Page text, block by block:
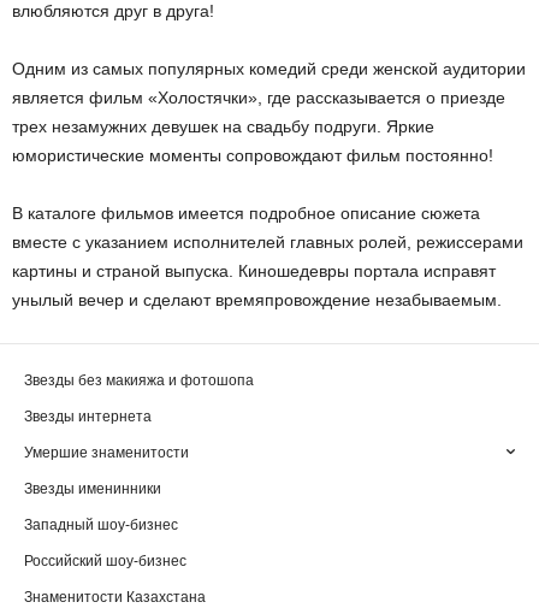
влюбляются друг в друга!
Одним из самых популярных комедий среди женской аудитории
является фильм «Холостячки», где рассказывается о приезде
трех незамужних девушек на свадьбу подруги. Яркие
юмористические моменты сопровождают фильм постоянно!
В каталоге фильмов имеется подробное описание сюжета
вместе с указанием исполнителей главных ролей, режиссерами
картины и страной выпуска. Киношедевры портала исправят
унылый вечер и сделают времяпровождение незабываемым.
Звезды без макияжа и фотошопа
Звезды интернета
Умершие знаменитости
Звезды именинники
Западный шоу-бизнес
Российский шоу-бизнес
Знаменитости Казахстана